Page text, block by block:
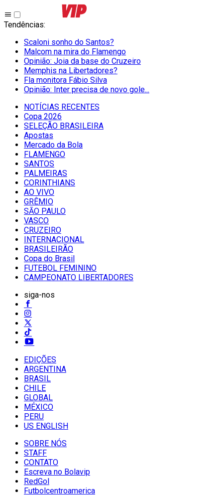
Tendências:
Scaloni sonho do Santos?
Malcom na mira do Flamengo
Opinião: Joia da base do Cruzeiro
Memphis na Libertadores?
Fla monitora Fábio Silva
Opinião: Inter precisa de novo gole...
NOTÍCIAS RECENTES
Copa 2026
SELEÇÃO BRASILEIRA
Apostas
Mercado da Bola
FLAMENGO
SANTOS
PALMEIRAS
CORINTHIANS
AO VIVO
GRÊMIO
SĀO PAULO
VASCO
CRUZEIRO
INTERNACIONAL
BRASILEIRÃO
Copa do Brasil
FUTEBOL FEMININO
CAMPEONATO LIBERTADORES
siga-nos
EDIÇÕES
ARGENTINA
BRASIL
CHILE
GLOBAL
MÉXICO
PERU
US ENGLISH
SOBRE NÓS
STAFF
CONTATO
Escreva no Bolavip
RedGol
Futbolcentroamerica